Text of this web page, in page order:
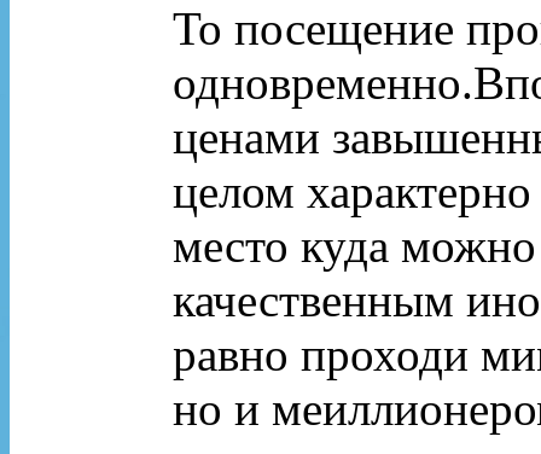
То посещение
ценами
целом
место куда
качественным
равно проходи
но и